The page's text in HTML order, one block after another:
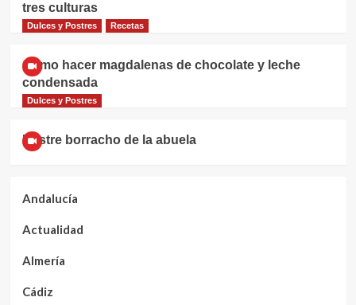
tres culturas
Dulces y Postres Recetas
Cómo hacer magdalenas de chocolate y leche
condensada
Dulces y Postres
Postre borracho de la abuela
Andalucía
Actualidad
Almería
Cádiz